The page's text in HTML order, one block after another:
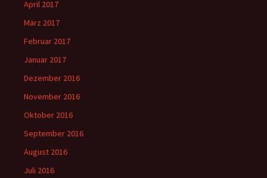
April 2017
März 2017
Februar 2017
Januar 2017
Dezember 2016
November 2016
Oktober 2016
September 2016
August 2016
Juli 2016